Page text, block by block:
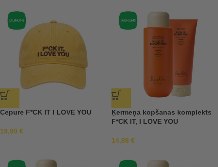
Cepure F*CK IT I LOVE YOU
19,90 €
Ķermeņa kopšanas komplekts
F*CK IT, I LOVE YOU
14,88 €